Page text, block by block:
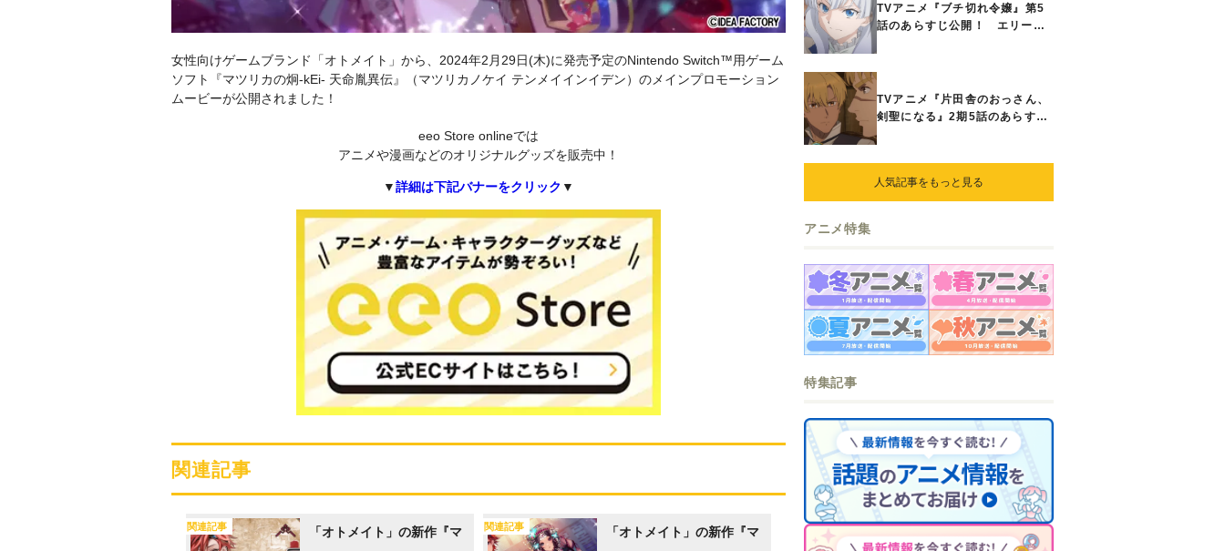
女性向けゲームブランド「オトメイト」から、2024年2月29日(木)に発売予定のNintendo Switch™用ゲーム
ソフト『マツリカの炯-kEi- 天命胤異伝』（マツリカノケイ テンメイインイデン）のメインプロモーション
ムービーが公開されました！
eeo Store onlineでは
アニメや漫画などのオリジナルグッズを販売中！
▼詳細は下記バナーをクリック ▼
関連記事
関連記事
「オトメイト」の新作『マ
関連記事
「オトメイト」の新作『マ
TVアニメ『ブチ切れ令嬢』第5
話のあらすじ公開！ エリーの
TVアニメ『片田舎のおっさん、
剣聖になる』2期5話のあらすじ
人気記事をもっと見る
アニメ特集
特集記事